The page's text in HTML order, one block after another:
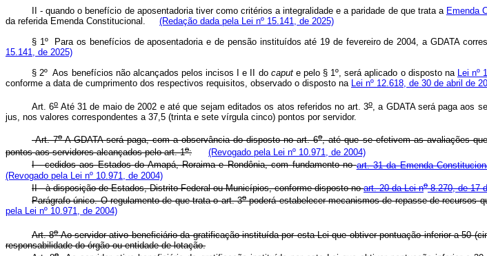
II - quando o benefício de aposentadoria tiver como critérios a integralidade e a paridade de que trata a Emenda
da referida Emenda Constitucional. (Redação dada pela Lei nº 15.141, de 2025)
§ 1º Para os benefícios de aposentadoria e de pensão instituídos até 19 de fevereiro de 2004, a GDATA
15.141, de 2025)
§ 2º Aos benefícios não alcançados pelos incisos I e II do capute pelo § 1º, será aplicado o disposto na Lei nº
conforme a data de cumprimento dos respectivos requisitos, observado o disposto na Lei nº 12.618, de 30 de abril de
Art. 6oAté 31 de maio de 2002 e até que sejam editados os atos referidos no art. 3o, a GDATA será paga aos
jus, nos valores correspondentes a 37,5 (trinta e sete vírgula cinco) pontos por servidor.
Art. 7oA GDATA será paga, com a observância do disposto no art. 6o, até que se efetivem as avaliações
pontos aos servidores alcançados pelo art. 1o:
(Revogado pela Lei nº 10.971, de 2004)
I - cedidos aos Estados do Amapá, Roraima e Rondônia, com fundamento noart. 31 da Emenda
(Revogado pela Lei nº 10.971, de 2004)
II - à disposição de Estados, Distrito Federal ou Municípios, conforme disposto noart. 20 da Lei no8.270, de 17
Parágrafo único. O regulamento de que trata o art. 3opoderá estabelecer mecanismos de repasse de recursos
pela Lei nº 10.971, de 2004)
Art. 8oAo servidor ativo beneficiário da gratificação instituída por esta Lei que obtiver pontuação inferior a 50
responsabilidade do órgão ou entidade de lotação.